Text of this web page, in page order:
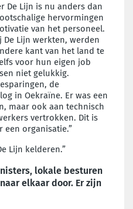
De Lijn is nu anders dan
hervormingen
van het personeel.
Lijn werkten, werden
kant van het land te
voor hun eigen job
niet gelukkig.
de
in Oekraïne. Er was een
maar ook aan technisch
vertrokken. Dit is
een organisatie.”
Lijn kelderen.”
lokale besturen
elkaar door. Er zijn